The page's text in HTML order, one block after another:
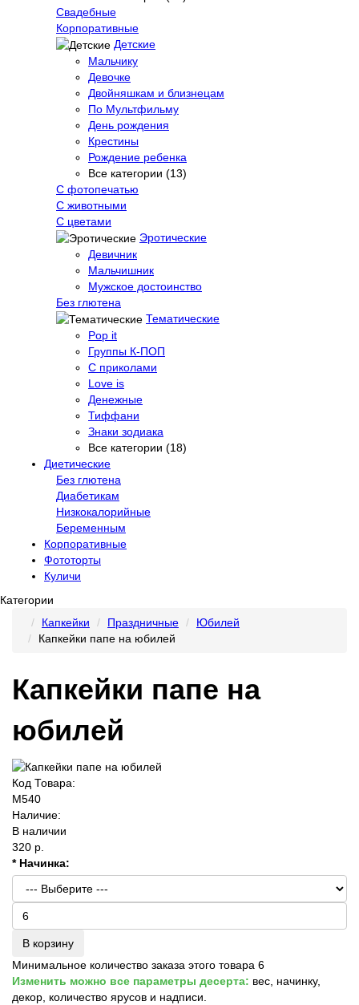
Свадебные
Корпоративные
Детские
Мальчику
Девочке
Двойняшкам и близнецам
По Мультфильму
День рождения
Крестины
Рождение ребенка
Все категории (13)
С фотопечатью
C животными
С цветами
Эротические
Девичник
Мальчишник
Мужское достоинство
Без глютена
Тематические
Pop it
Группы К-ПОП
С приколами
Love is
Денежные
Тиффани
Знаки зодиака
Все категории (18)
Диетические
Без глютена
Диабетикам
Низкокалорийные
Беременным
Корпоративные
Фототорты
Куличи
Категории
Капкейки
Праздничные
Юбилей
Капкейки папе на юбилей
Капкейки папе на
юбилей
Код Товара:
M540
Наличие:
В наличии
320 р.
* Начинка:
В корзину
Минимальное количество заказа этого товара 6
Изменить можно все параметры десерта: вес, начинку,
декор, количество ярусов и надписи.